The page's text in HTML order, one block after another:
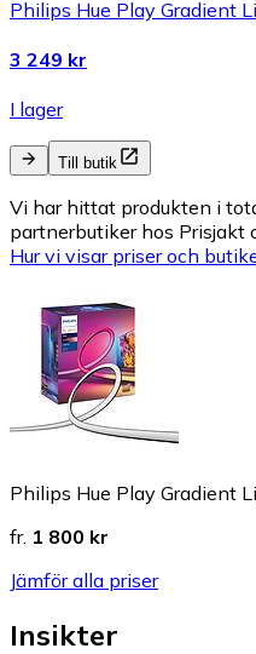
Philips Hue Play Gradient
3 249 kr
I lager
Till butik
Vi har hittat produkten i
partnerbutiker hos Prisjakt
Hur vi visar priser och
Philips Hue Play Gradient
fr. 1 800 kr
Jämför alla priser
Insikter